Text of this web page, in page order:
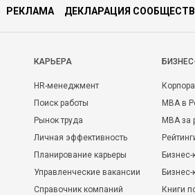
РЕКЛАМА ДЕКЛАРАЦИЯ
КАРЬЕРА
HR-менеджмент
Поиск работы
Рынок труда
Личная эффективность
Планирование карьеры
Управленческие вакансии
Справочник компаний
MBA в
MBA
Бизнес-
Книги